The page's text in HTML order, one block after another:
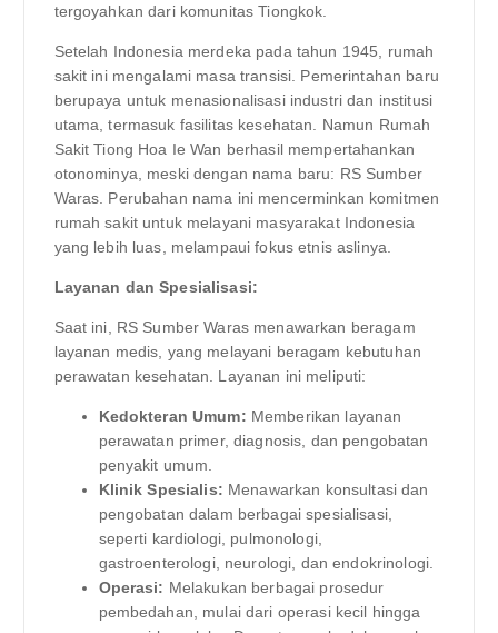
tergoyahkan dari komunitas Tiongkok.
Setelah Indonesia merdeka pada tahun 1945, rumah
sakit ini mengalami masa transisi. Pemerintahan baru
berupaya untuk menasionalisasi industri dan institusi
utama, termasuk fasilitas kesehatan. Namun Rumah
Sakit Tiong Hoa Ie Wan berhasil mempertahankan
otonominya, meski dengan nama baru: RS Sumber
Waras. Perubahan nama ini mencerminkan komitmen
rumah sakit untuk melayani masyarakat Indonesia
yang lebih luas, melampaui fokus etnis aslinya.
Layanan dan Spesialisasi:
Saat ini, RS Sumber Waras menawarkan beragam
layanan medis, yang melayani beragam kebutuhan
perawatan kesehatan. Layanan ini meliputi:
Kedokteran Umum: Memberikan layanan
perawatan primer, diagnosis, dan pengobatan
penyakit umum.
Klinik Spesialis: Menawarkan konsultasi dan
pengobatan dalam berbagai spesialisasi,
seperti kardiologi, pulmonologi,
gastroenterologi, neurologi, dan endokrinologi.
Operasi: Melakukan berbagai prosedur
pembedahan, mulai dari operasi kecil hingga